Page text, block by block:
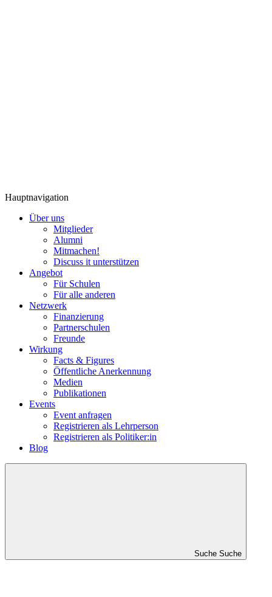
Hauptnavigation
Über uns
Mitglieder
Alumni
Mitmachen!
Discuss it unterstützen
Angebot
Für Schulen
Für alle anderen
Netzwerk
Finanzierung
Partnerschulen
Freunde
Wirkung
Facts & Figures
Öffentliche Anerkennung
Medien
Publikationen
Events
Event anfragen
Registrieren als Lehrperson
Registrieren als Politiker:in
Blog
Suche Suche